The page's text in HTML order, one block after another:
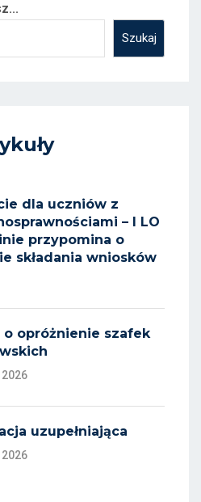
Szukaj
dla uczniów z
– I LO
przypomina o
składania wniosków
o opróżnienie szafek
uzupełniająca